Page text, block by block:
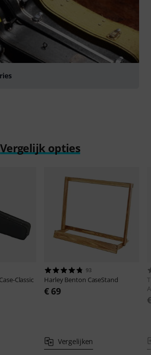
Vergelijk opties
Classic
93
Harley Benton CaseStand
€ 69
Vergelijken